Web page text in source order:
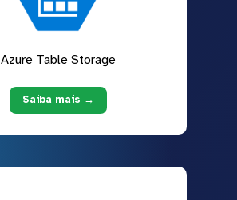
Azure Table Storage
Saiba mais →